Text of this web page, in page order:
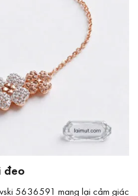
đeo
5636591 mang lại cảm giác